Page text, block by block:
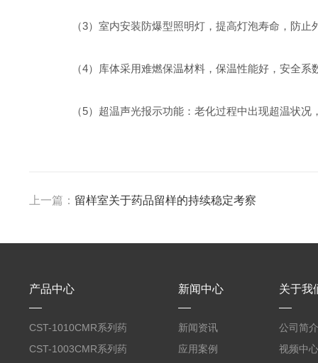
（3）室内安装防爆型照明灯，提高灯泡寿命，防止
（4）库体采用难燃保温材料，保温性能好，安全系
（5）超温声光报示功能：老化过程中出现超温状况
上一篇： 留样室关于药品留样的持续稳定考察
产品中心
CST-1010CMR系列药
品高温试验箱
CST-1003CMR系列药
新闻中心
新闻资讯
应用案例
关于我
公司简介
视频中心